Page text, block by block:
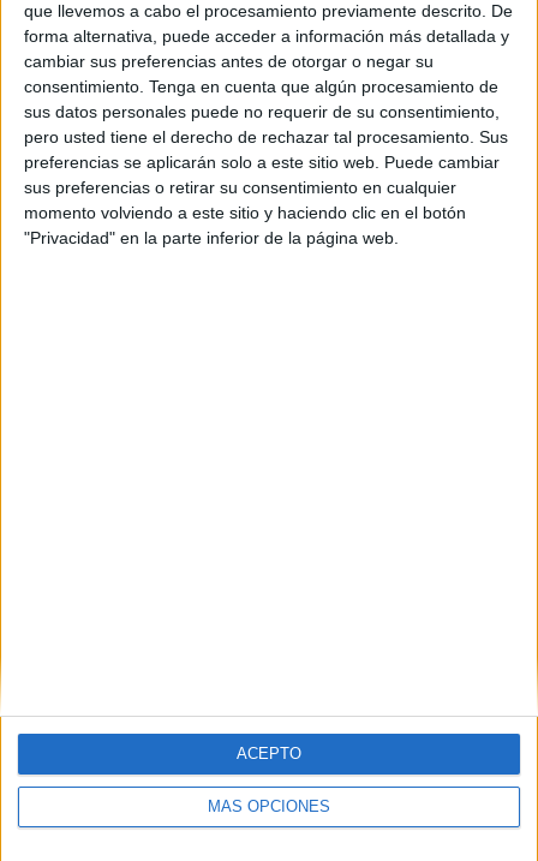
que llevemos a cabo el procesamiento previamente descrito. De
forma alternativa, puede acceder a información más detallada y
cambiar sus preferencias antes de otorgar o negar su
consentimiento. Tenga en cuenta que algún procesamiento de
sus datos personales puede no requerir de su consentimiento,
pero usted tiene el derecho de rechazar tal procesamiento. Sus
preferencias se aplicarán solo a este sitio web. Puede cambiar
sus preferencias o retirar su consentimiento en cualquier
momento volviendo a este sitio y haciendo clic en el botón
"Privacidad" en la parte inferior de la página web.
MÁS OPCIONES
ACEPTO
De las creadoras Cristina Miras y Lina García del blog
fichasalypt os traemos unas fantásticas fichas de
lectura comprensiva muy divertidas y útiles. FICHAS
EN IMAGENES AL FINAL EL PDF Lecturas
comprensivas 01-05 Lecturas […]
SEGUIR LEYENDO
email